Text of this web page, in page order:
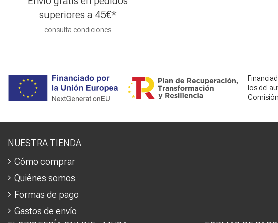
superiores a 45€*
consulta condiciones
los del
NUESTRA TIENDA
Cómo comprar
Quiénes somos
Formas de pago
Gastos de envío